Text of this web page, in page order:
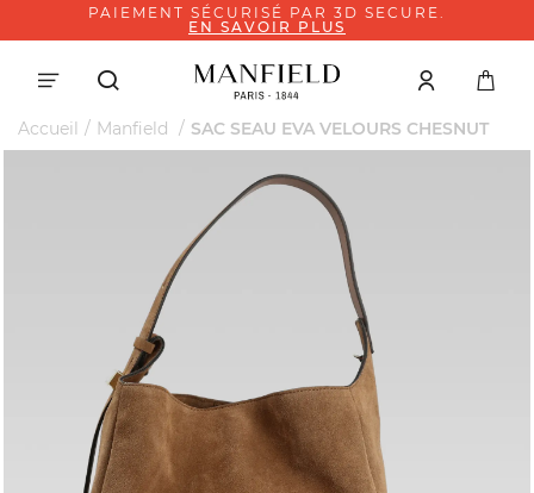
PAIEMENT SÉCURISÉ PAR 3D SECURE.
EN SAVOIR PLUS
Accueil Manfield SAC SEAU EVA VELOURS CHESNUT